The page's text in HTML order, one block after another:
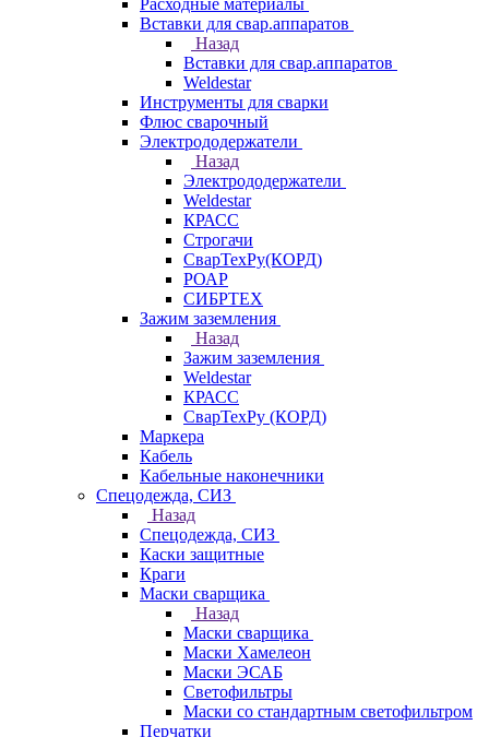
Расходные материалы
Вставки для свар.аппаратов
Назад
Вставки для свар.аппаратов
Weldestar
Инструменты для сварки
Флюс сварочный
Электрододержатели
Назад
Электрододержатели
Weldestar
КРАСС
Строгачи
СварТехРу(КОРД)
РОАР
СИБРТЕХ
Зажим заземления
Назад
Зажим заземления
Weldestar
КРАСС
СварТехРу (КОРД)
Маркера
Кабель
Кабельные наконечники
Спецодежда, СИЗ
Назад
Спецодежда, СИЗ
Каски защитные
Краги
Маски сварщика
Назад
Маски сварщика
Маски Хамелеон
Маски ЭСАБ
Светофильтры
Маски со стандартным светофильтром
Перчатки